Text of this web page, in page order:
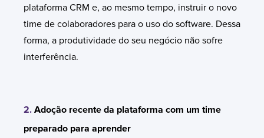
plataforma CRM e, ao mesmo tempo, instruir o novo
time de colaboradores para o uso do software. Dessa
forma, a produtividade do seu negócio não sofre
interferência.
2. Adoção recente da plataforma com um time
preparado para aprender